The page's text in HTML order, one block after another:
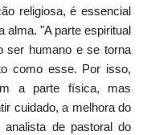
religiosa, é essencial
alma. "A parte espiritual
ser humano e se torna
como esse. Por isso,
a parte física, mas
cuidado, a melhora do
de pastoral do